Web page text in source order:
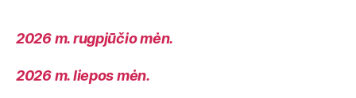
2026 m. rugpjūčio mėn.
2026 m. liepos mėn.